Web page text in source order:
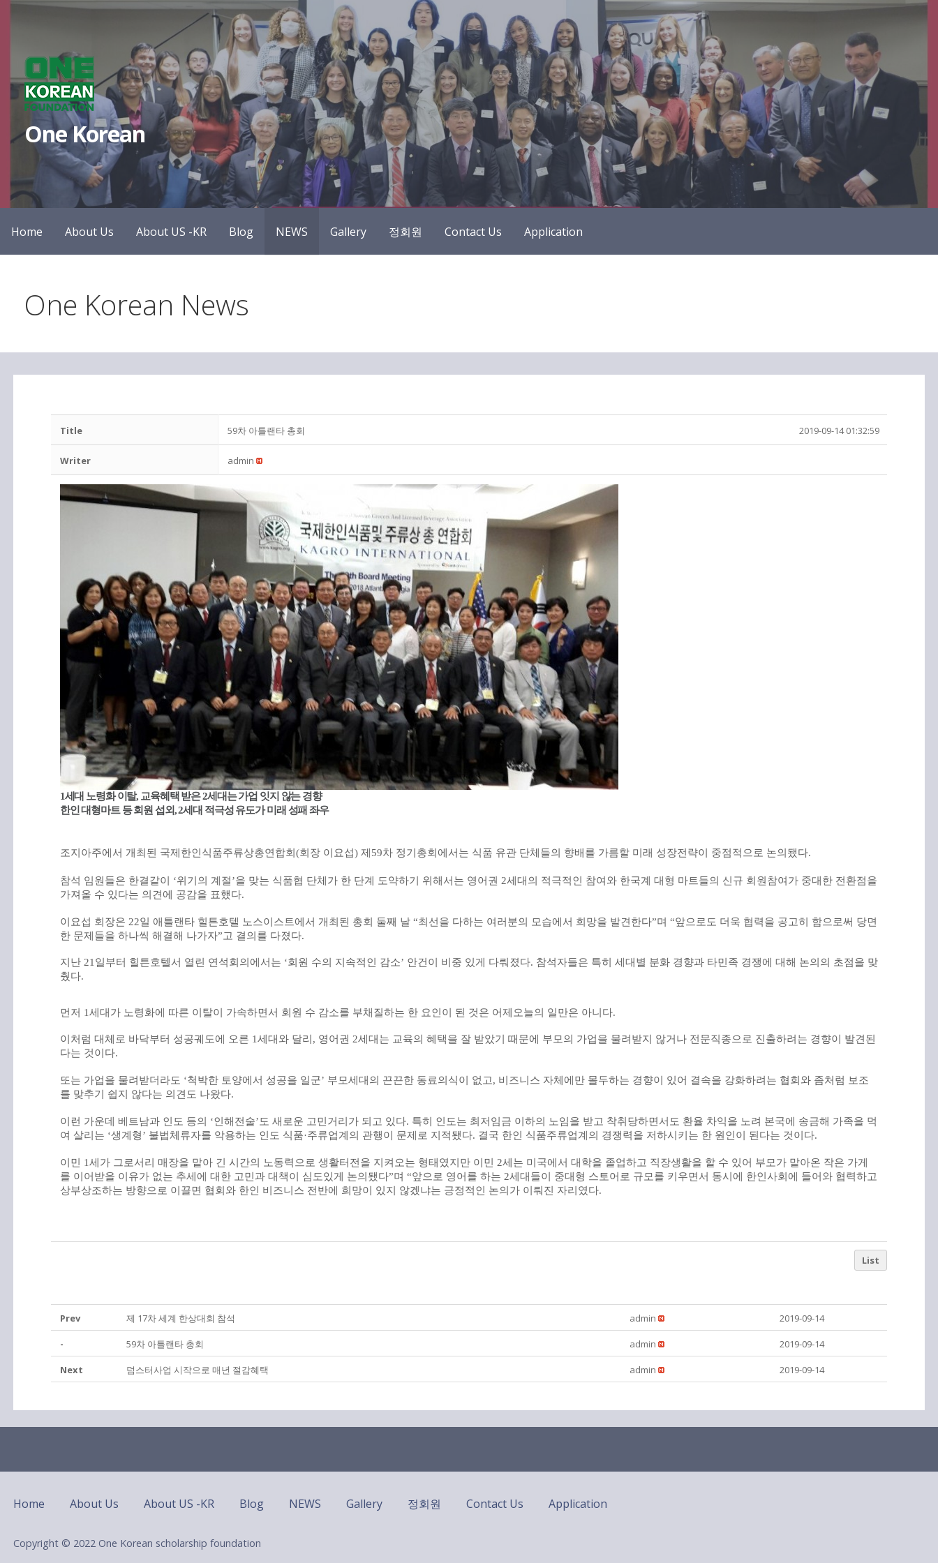
e
One Korean
Home About Us About US -KR Blog NEWS Gallery 정회원 Contact Us Application
One Korean News
Title 59차 아틀랜타 총회 2019-09-14 01:32:59
Writer admin
1세대 노령화 이탈, 교육혜택 받은2세대는 가업 잇지 않는 경향
한인대형마트 등 회원 섭외, 2세대 적극성 유도가 미래 성패 좌우
조지아주에서 개최된 국제한인식품주류상총연합회 (회장 이요섭) 제 59차 정기총회에서는 식품 유관 단체들의 향배를 가름할 미래 성장전략이 중점적으로 논의됐다.
참석 임원들은 한결같이 ‘위기의 계절’을 맞는 식품협 단체가 한 단계 도약하기 위해서는 영어권 2세대의 적극적인 참여와 한국계 대형 마트들의 신규 회원참여가 중대한 전환점을
가져올 수 있다는 의견에 공감을 표했다.
이요섭 회장은 22일 애틀랜타 힐튼호텔 노스이스트에서 개최된 총회 둘째 날“최선을 다하는 여러분의 모습에서 희망을 발견한다”며 “앞으로도 더욱 협력을 공고히 함으로써 당면
한 문제들을 하나씩 해결해 나가자”고 결의를 다졌다.
지난21일부터 힐튼호텔서 열린 연석회의에서는 ‘회원 수의 지속적인 감소’ 안건이 비중 있게 다뤄졌다. 참석자들은 특히 세대별 분화 경향과 타민족 경쟁에 대해 논의의 초점을 맞
췄다.
먼저 1세대가 노령화에 따른 이탈이 가속하면서 회원 수 감소를 부채질하는 한 요인이 된 것은 어제오늘의 일만은 아니다.
이처럼 대체로 바닥부터 성공궤도에 오른 1세대와 달리, 영어권 2세대는 교육의 혜택을 잘 받았기 때문에 부모의 가업을 물려받지 않거나 전문직종으로 진출하려는 경향이 발견된
다는 것이다.
또는 가업을 물려받더라도 ‘척박한 토양에서 성공을 일군’ 부모세대의 끈끈한 동료의식이 없고, 비즈니스 자체에만 몰두하는 경향이 있어 결속을 강화하려는 협회와 좀처럼 보조
를 맞추기 쉽지 않다는 의견도 나왔다.
이런 가운데 베트남과 인도 등의 ‘인해전술’도 새로운 고민거리가 되고 있다. 특히 인도는 최저임금 이하의 노임을 받고 착취당하면서도 환율 차익을 노려 본국에 송금해 가족을 먹
여 살리는 ‘생계형’ 불법체류자를 악용하는 인도 식품·주류업계의 관행이 문제로 지적됐다. 결국 한인 식품주류업계의 경쟁력을 저하시키는 한 원인이 된다는 것이다.
이민 1세가 그로서리 매장을 맡아 긴 시간의 노동력으로 생활터전을 지켜오는 형태였지만 이민 2세는 미국에서 대학을 졸업하고 직장생활을 할 수 있어 부모가 맡아온 작은 가게
를 이어받을 이유가 없는 추세에 대한 고민과 대책이 심도있게 논의됐다”며 “앞으로 영어를 하는 2세대들이 중대형 스토어로 규모를 키우면서 동시에 한인사회에 들어와 협력하고
상부상조하는 방향으로 이끌면 협회와 한인 비즈니스 전반에 희망이 있지 않겠냐는 긍정적인 논의가 이뤄진 자리였다.
List
Prev 제 17차 세계 한상대회 참석 admin 2019-09-14
- 59차 아틀랜타 총회 admin 2019-09-14
Next 덤스터사업 시작으로 매년 절감혜택 admin 2019-09-14
Home About Us About US -KR Blog NEWS Gallery 정회원 Contact Us Application
Copyright © 2022 One Korean scholarship foundation